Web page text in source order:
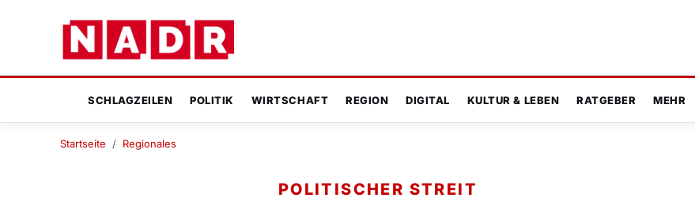
SCHLAGZEILEN POLITIK WIRTSCHAFT REGION DIGITAL KULTUR & LEBEN RATGEBER MEHR
Startseite / Regionales
POLITISCHER STREIT